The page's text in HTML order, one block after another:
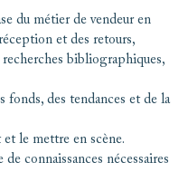
du métier de vendeur en
et des retours,
bibliographiques,
fonds, des tendances et de la
le mettre en scène.
connaissances nécessaires